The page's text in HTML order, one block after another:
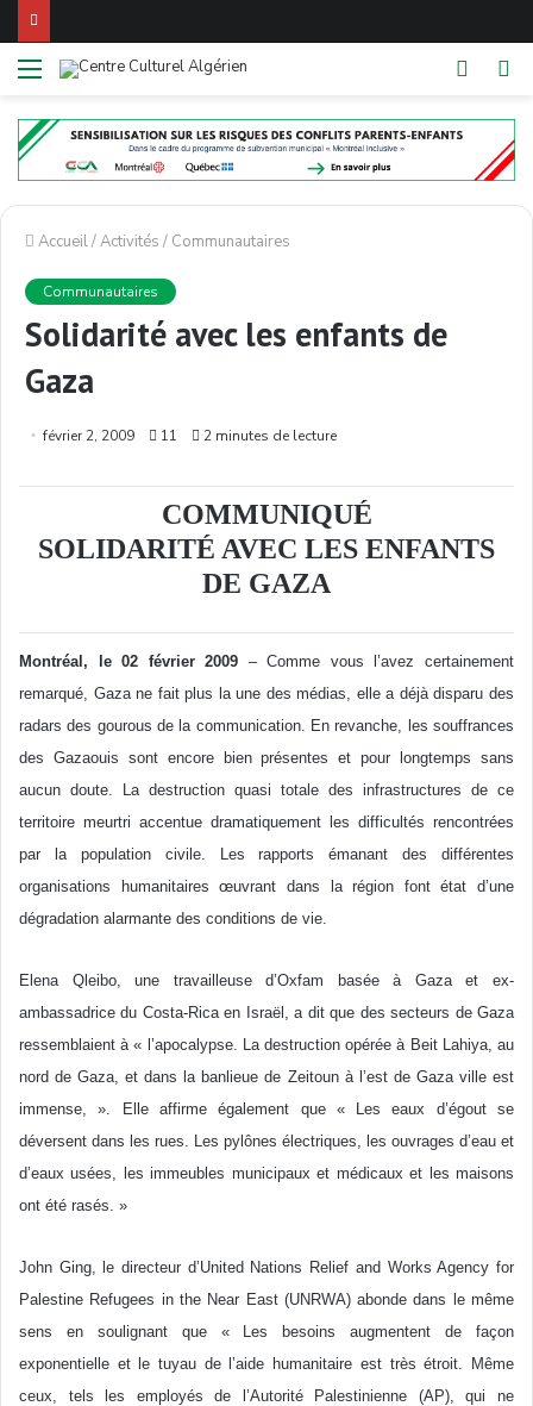
Menu
Switch
Accueil/Activités / Communautaires
Communautaires
Solidarité avec les enfants de
Gaza
février 2, 2009 11 2 minutes de lecture
COMMUNIQUÉ
SOLIDARITÉ AVEC LES ENFANTS
DE GAZA
Montréal, le 02 février 2009 – Comme vous l’avez certainement
remarqué, Gaza ne fait plus la une des médias, elle a déjà disparu des
radars des gourous de la communication. En revanche, les souffrances
des Gazaouis sont encore bien présentes et pour longtemps sans
aucun doute. La destruction quasi totale des infrastructures de ce
territoire meurtri accentue dramatiquement les difficultés rencontrées
par la population civile. Les rapports émanant des différentes
organisations humanitaires œuvrant dans la région font état d’une
dégradation alarmante des conditions de vie.
Elena Qleibo, une travailleuse d’Oxfam basée à Gaza et ex-
ambassadrice du Costa-Rica en Israël, a dit que des secteurs de Gaza
ressemblaient à « l’apocalypse. La destruction opérée à Beit Lahiya, au
nord de Gaza, et dans la banlieue de Zeitoun à l’est de Gaza ville est
immense, ». Elle affirme également que « Les eaux d’égout se
déversent dans les rues. Les pylônes électriques, les ouvrages d’eau et
d’eaux usées, les immeubles municipaux et médicaux et les maisons
ont été rasés. »
John Ging, le directeur d’United Nations Relief and Works Agency for
Palestine Refugees in the Near East (UNRWA) abonde dans le même
sens en soulignant que « Les besoins augmentent de façon
exponentielle et le tuyau de l’aide humanitaire est très étroit. Même
ceux, tels les employés de l’Autorité Palestinienne (AP), qui ne